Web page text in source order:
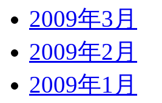
2009年3月
2009年2月
2009年1月